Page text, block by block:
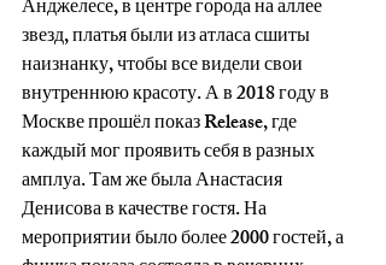
Анджелесе, в центре города на аллее
звезд, платья были из атласа сшиты
наизнанку, чтобы все видели свои
внутреннюю красоту. А в 2018 году в
Москве прошёл показ Release, где
каждый мог проявить себя в разных
амплуа. Там же была Анастасия
Денисова в качестве гостя. На
мероприятии было более 2000 гостей, а